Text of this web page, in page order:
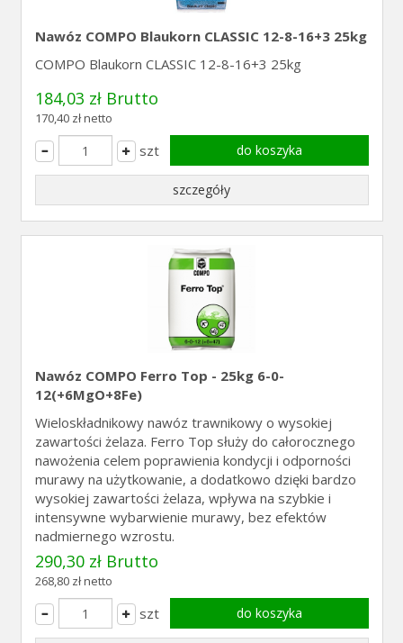
Nawóz COMPO Blaukorn CLASSIC 12-8-16+3 25kg
COMPO Blaukorn CLASSIC 12-8-16+3 25kg
184,03 zł Brutto
170,40 zł netto
szt do koszyka
szczegóły
Nawóz COMPO Ferro Top - 25kg 6-0-
12(+6MgO+8Fe)
Wieloskładnikowy nawóz trawnikowy o wysokiej
zawartości żelaza. Ferro Top służy do całorocznego
nawożenia celem poprawienia kondycji i odporności
murawy na użytkowanie, a dodatkowo dzięki bardzo
wysokiej zawartości żelaza, wpływa na szybkie i
intensywne wybarwienie murawy, bez efektów
nadmiernego wzrostu.
290,30 zł Brutto
268,80 zł netto
szt do koszyka